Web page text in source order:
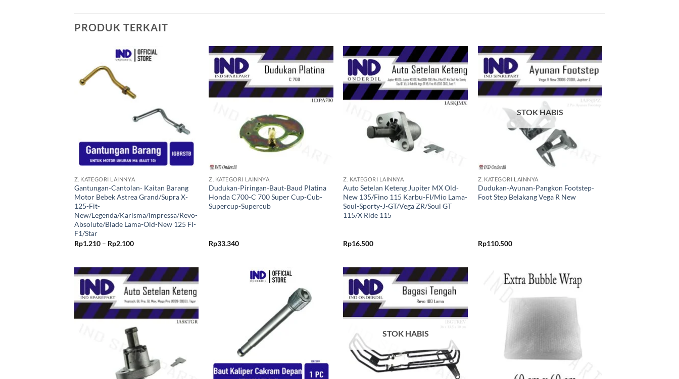
PRODUK TERKAIT
Z. KATEGORI LAINNYA
Gantungan-Cantolan- Kaitan Barang
Motor Bebek Astrea Grand/Supra X-
125-Fit-
New/Legenda/Karisma/Impressa/Revo-
Absolute/Blade Lama-Old-New 125 FI-
F1/Star
Rp1.210 – Rp2.100Rentang
Rp2.100
Tambahkan
ke Wishlist
Z. KATEGORI LAINNYA
Dudukan-Piringan-Baut-Baud Platina
Honda C700-C 700 Super Cup-Cub-
Supercup-Supercub
Rp33.340
Tambahkan
ke Wishlist
Z. KATEGORI LAINNYA
Auto Setelan Keteng Jupiter MX Old-
New 135/Fino 115 Karbu-FI/Mio Lama-
Soul-Sporty-J-GT/Vega ZR/Soul GT
115/X Ride 115
Rp16.500
Tambahkan
ke Wishlist
STOK HABIS
Z. KATEGORI LAINNYA
Dudukan-Ayunan-Pangkon Footstep-
Foot Step Belakang Vega R New
Rp110.500
Tambahkan
ke Wishlist
Tambahkan
ke Wishlist
Tambahkan
ke Wishlist
STOK HABIS